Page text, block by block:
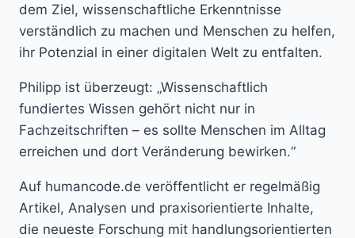
dem Ziel, wissenschaftliche Erkenntnisse
verständlich zu machen und Menschen zu helfen,
ihr Potenzial in einer digitalen Welt zu entfalten.
Philipp ist überzeugt: „Wissenschaftlich
fundiertes Wissen gehört nicht nur in
Fachzeitschriften – es sollte Menschen im Alltag
erreichen und dort Veränderung bewirken.“
Auf humancode.de veröffentlicht er regelmäßig
Artikel, Analysen und praxisorientierte Inhalte,
die neueste Forschung mit handlungsorientierten